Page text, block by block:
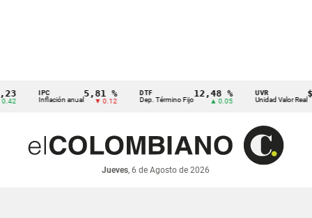
Inflación anual
5,81 %
▼ 0.12 Dep. Término Fijo
12,48 %
▲ 0.05 Unidad Valor Real
Jueves, 6 de Agosto de 2026